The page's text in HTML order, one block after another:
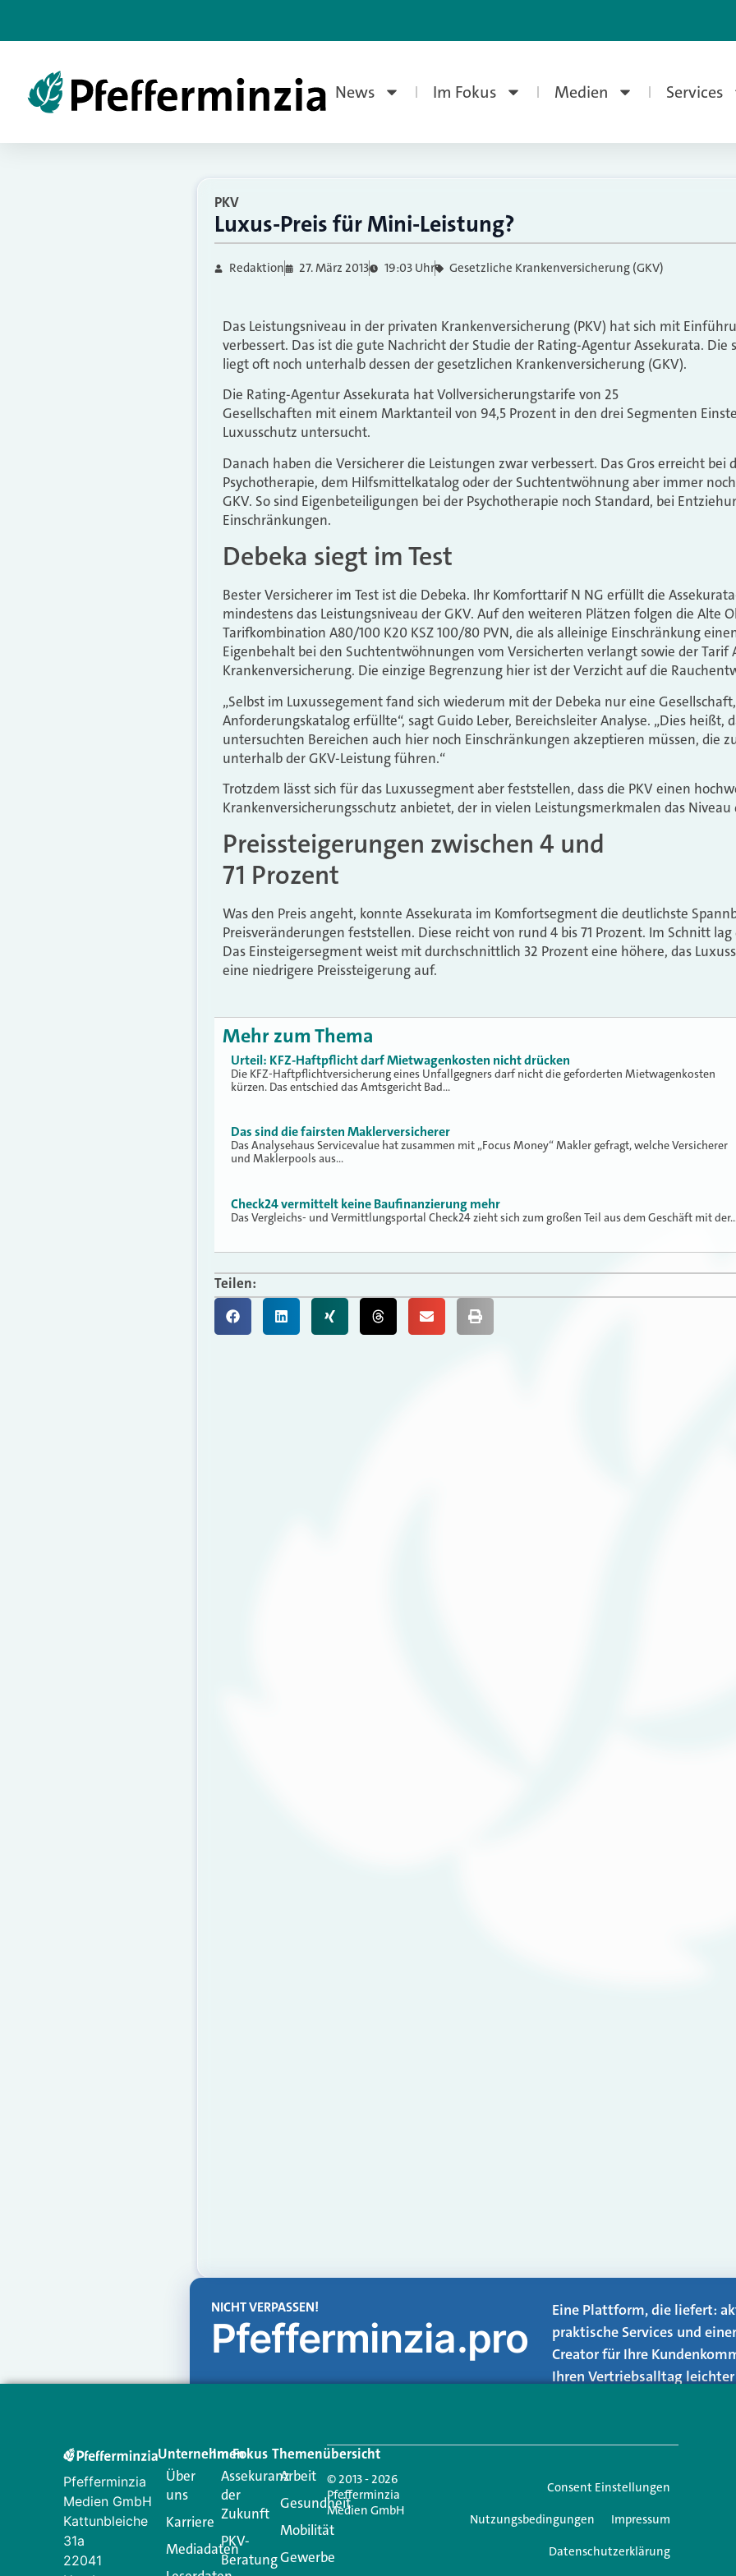
News Im Fokus Medien Services
PKV
Luxus-Preis für Mini-Leistung?
Redaktion 27. März 2013 19:03 Uhr Gesetzliche Krankenversicherung (GKV)
Das Leistungsniveau in der privaten Krankenversicherung (PKV) hat sich mit
verbessert. Das ist die gute Nachricht der Studie der Rating-Agentur Assekurata. Die
liegt oft noch unterhalb dessen der gesetzlichen Krankenversicherung (GKV).
Die Rating-Agentur Assekurata hat Vollversicherungstarife von 25
Gesellschaften mit einem Marktanteil von 94,5 Prozent in den drei Segmenten
Luxusschutz untersucht.
Danach haben die Versicherer die Leistungen zwar verbessert. Das Gros erreicht bei
Psychotherapie, dem Hilfsmittelkatalog oder der Suchtentwöhnung aber immer
GKV. So sind Eigenbeteiligungen bei der Psychotherapie noch Standard, bei
Einschränkungen.
Debeka siegt im Test
Bester Versicherer im Test ist die Debeka. Ihr Komforttarif N NG erfüllt die
mindestens das Leistungsniveau der GKV. Auf den weiteren Plätzen folgen die Alte
Tarifkombination A80/100 K20 KSZ 100/80 PVN, die als alleinige Einschränkung
Eigenbehalt bei den Suchtentwöhnungen vom Versicherten verlangt sowie der Tarif
Krankenversicherung. Die einzige Begrenzung hier ist der Verzicht auf die
„Selbst im Luxussegement fand sich wiederum mit der Debeka nur eine
Anforderungskatalog erfüllte“, sagt Guido Leber, Bereichsleiter Analyse. „Dies heißt,
untersuchten Bereichen auch hier noch Einschränkungen akzeptieren müssen, die
unterhalb der GKV-Leistung führen.“
Trotzdem lässt sich für das Luxussegment aber feststellen, dass die PKV einen
Krankenversicherungsschutz anbietet, der in vielen Leistungsmerkmalen das Niveau
Preissteigerungen zwischen 4 und
71 Prozent
Was den Preis angeht, konnte Assekurata im Komfortsegment die deutlichste
Preisveränderungen feststellen. Diese reicht von rund 4 bis 71 Prozent. Im Schnitt lag
Das Einsteigersegment weist mit durchschnittlich 32 Prozent eine höhere, das
eine niedrigere Preissteigerung auf.
Mehr zum Thema
Urteil: KFZ-Haftpflicht darf Mietwagenkosten nicht drücken
Die KFZ-Haftpflichtversicherung eines Unfallgegners darf nicht die geforderten Mietwagenkosten
kürzen. Das entschied das Amtsgericht Bad…
Das sind die fairsten Maklerversicherer
Das Analysehaus Servicevalue hat zusammen mit „Focus Money“ Makler gefragt, welche Versicherer
und Maklerpools aus…
Check24 vermittelt keine Baufinanzierung mehr
Das Vergleichs- und Vermittlungsportal Check24 zieht sich zum großen Teil aus dem Geschäft mit
Teilen:
NICHT VERPASSEN!
Pfefferminzia.pro
Eine Plattform, die liefert:
praktische Services und
Creator für Ihre
Ihren Vertriebsalltag
Pfefferminzia
Medien GmbH
Kattunbleiche
31a
22041
Unternehmen
Über
uns
Karriere
Mediadaten
Im Fokus
Assekuranz
der
Zukunft
PKV-
Beratung
Themenübersicht
Arbeit
Gesundheit
Mobilität
Gewerbe
© 2013 - 2026
Pfefferminzia
Medien GmbH
Consent Einstellungen
Nutzungsbedingungen
Impressum
Datenschutzerklärung